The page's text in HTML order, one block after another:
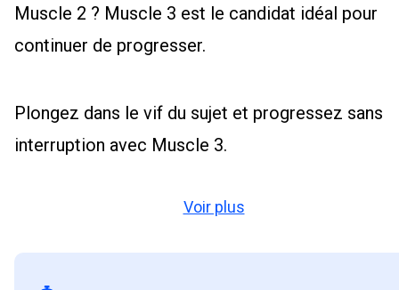
Muscle 2 ? Muscle 3 est le candidat idéal pour
continuer de progresser.
Plongez dans le vif du sujet et progressez sans
interruption avec Muscle 3.
Voir plus